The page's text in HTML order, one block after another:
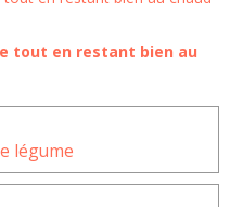
tout en restant bien au
légume